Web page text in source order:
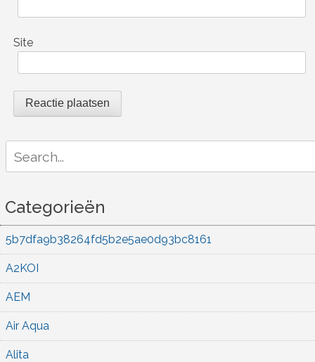
Site
for:
Categorieën
5b7dfa9b38264fd5b2e5ae0d93bc8161
A2KOI
AEM
Air Aqua
Alita